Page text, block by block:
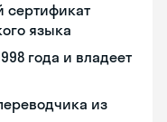
сертификат
языка
года и владеет
из